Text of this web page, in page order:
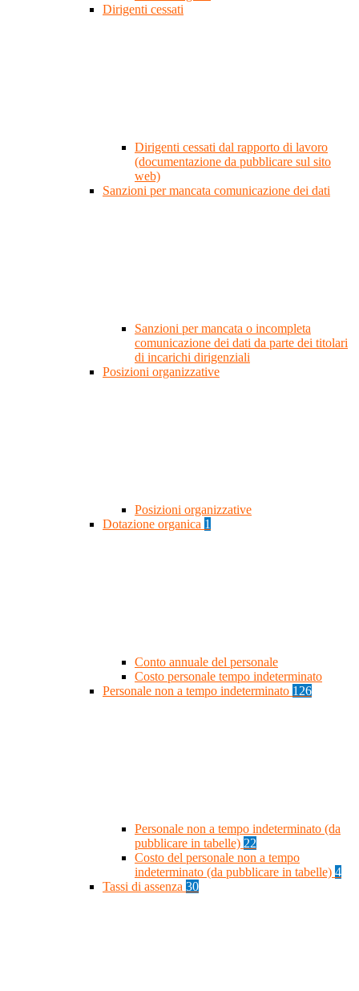
Dirigenti cessati
Dirigenti cessati dal rapporto di lavoro
(documentazione da pubblicare sul sito
web)
Sanzioni per mancata comunicazione dei dati
Sanzioni per mancata o incompleta
comunicazione dei dati da parte dei titolari
di incarichi dirigenziali
Posizioni organizzative
Posizioni organizzative
Dotazione organica 1
Conto annuale del personale
Costo personale tempo indeterminato
Personale non a tempo indeterminato 126
Personale non a tempo indeterminato (da
pubblicare in tabelle) 22
Costo del personale non a tempo
indeterminato (da pubblicare in tabelle) 4
Tassi di assenza 30